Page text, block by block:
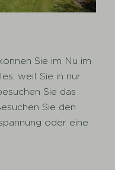
Sie im Nu im
weil Sie in nur
Sie das
Sie den
oder eine